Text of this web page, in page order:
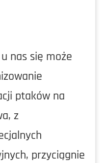
nas się może
ptaków na
z
przyciągnie